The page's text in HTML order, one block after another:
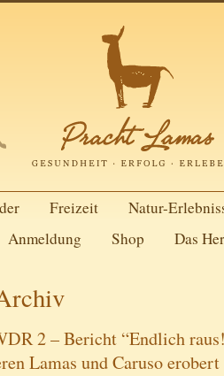
Freizeit Natur-
Anmeldung Shop Das
2 – Bericht “Endlich
Lamas und Caruso